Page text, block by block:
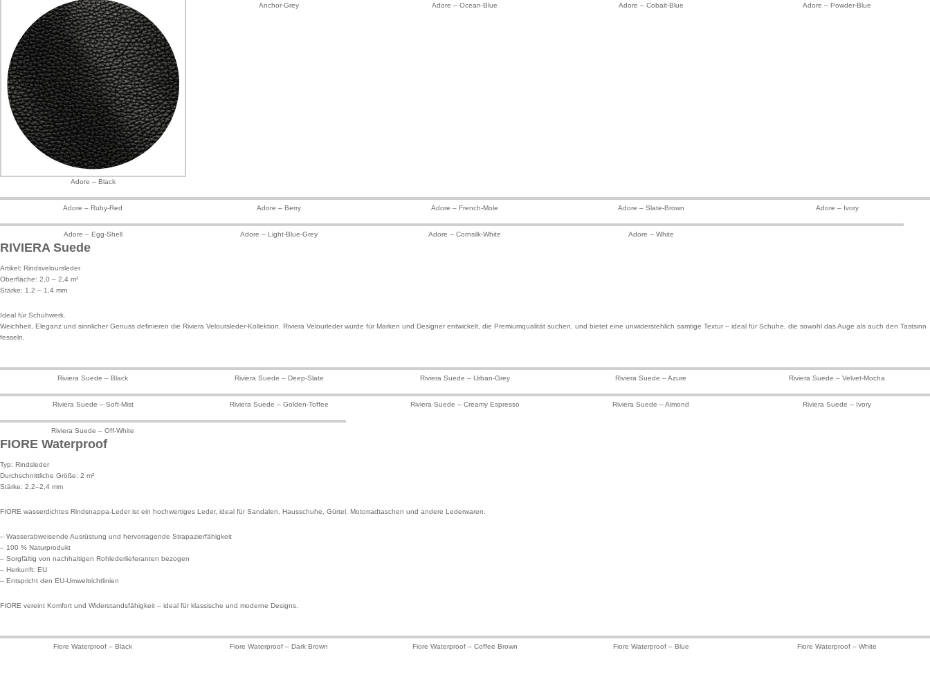
Adore – Black
Anchor-Grey Adore – Ocean-Blue Adore – Cobalt-Blue Adore – Powder-Blue
Adore – Ruby-Red Adore – Berry Adore – French-Mole Adore – Slate-Brown Adore – Ivory
Adore – Egg-Shell Adore – Light-Blue-Grey Adore – Cornsilk-White Adore – White
RIVIERA Suede
Artikel: Rindsveloursleder
Oberfläche: 2,0 – 2,4 m²
Stärke: 1,2 – 1,4 mm
Ideal für Schuhwerk.
Weichheit, Eleganz und sinnlicher Genuss definieren die Riviera Veloursleder-Kollektion. Riviera Velourleder wurde für Marken und Designer entwickelt, die Premiumqualität suchen, und bietet eine unwiderstehlich samtige Textur – ideal für Schuhe, die sowohl das Auge als auch den Tastsinn
fesseln.
Riviera Suede – Black Riviera Suede – Deep-Slate Riviera Suede – Urban-Grey Riviera Suede – Azure Riviera Suede – Velvet-Mocha
Riviera Suede – Soft-Mist Riviera Suede – Golden-Toffee Riviera Suede – Creamy Espresso Riviera Suede – Almond Riviera Suede – Ivory
Riviera Suede – Off-White
FIORE Waterproof
Typ: Rindsleder
Durchschnittliche Größe: 2 m²
Stärke: 2,2–2,4 mm
FIORE wasserdichtes Rindsnappa-Leder ist ein hochwertiges Leder, ideal für Sandalen, Hausschuhe, Gürtel, Motorradtaschen und andere Lederwaren.
– Wasserabweisende Ausrüstung und hervorragende Strapazierfähigkeit
– 100 % Naturprodukt
– Sorgfältig von nachhaltigen Rohlederlieferanten bezogen
– Herkunft: EU
– Entspricht den EU-Umweltrichtlinien
FIORE vereint Komfort und Widerstandsfähigkeit – ideal für klassische und moderne Designs.
Fiore Waterproof – Black Fiore Waterproof – Dark Brown Fiore Waterproof – Coffee Brown Fiore Waterproof – Blue Fiore Waterproof – White